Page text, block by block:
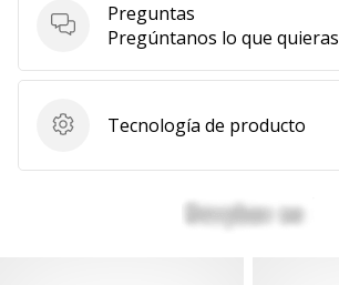
Preguntas
Preguntas
Pregúntanos lo que quieras
Tecnología de producto
Tecnología de producto